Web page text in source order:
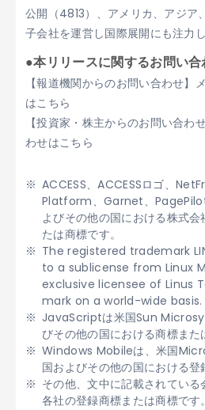
公開（4813）、アメリカ、アジア
子会社を運営し国際展開にも注力し
●本リリースに関するお問い合
【報道機関からのお問い合わせ】
はこちら
【投資家・株主からのお問い合わ
わせはこちら
ACCESS、ACCESSロゴ、
Platform、Garnet、
よびその他の国における株式会
たは商標です。
The registered trademark
to a sublicense from Linux
exclusive licensee of Linus
mark on a world-wide basis.
JavaScriptは米国Sun
びその他の国における商標また
Windows Mobileは、米国
国およびその他の国における登
その他、文中に記載されている
各社の登録商標または商標です。